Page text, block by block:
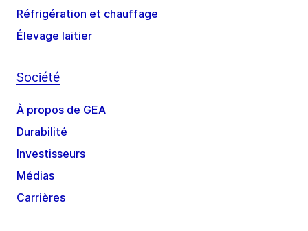
Réfrigération et chauffage
Élevage laitier
Société
À propos de GEA
Durabilité
Investisseurs
Médias
Carrières